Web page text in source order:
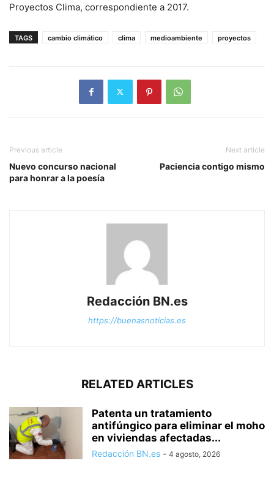
Proyectos Clima, correspondiente a 2017.
TAGS cambio climático clima medioambiente proyectos
Previous article
Nuevo concurso nacional
para honrar a la poesía
Next article
Paciencia contigo mismo
Redacción BN.es
https://buenasnoticias.es
RELATED ARTICLES
Patenta un tratamiento
antifúngico para eliminar el moho
en viviendas afectadas...
Redacción BN.es - 4 agosto, 2026